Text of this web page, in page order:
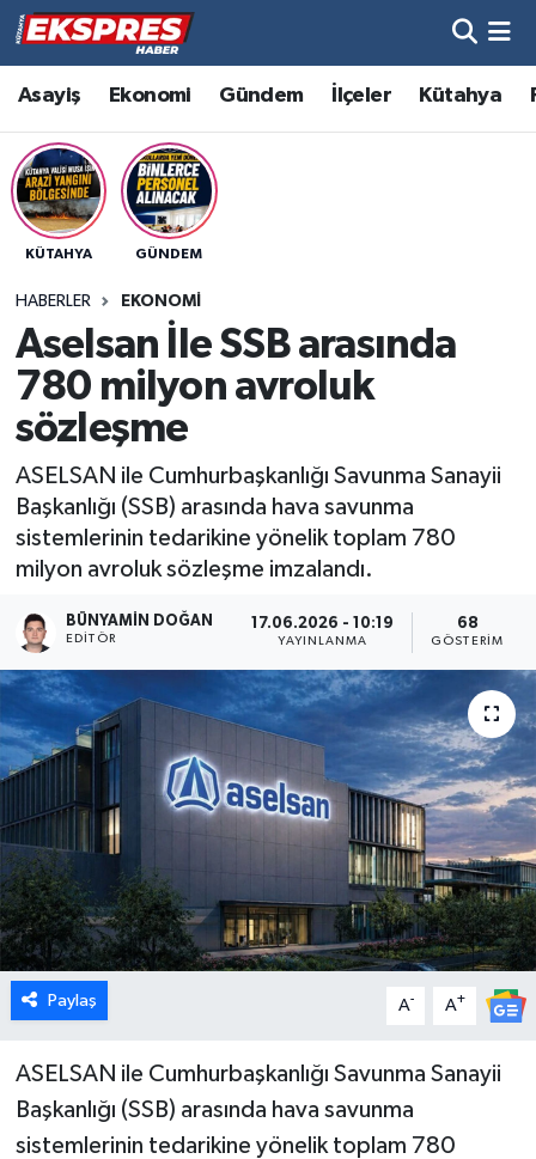
Asayiş Ekonomi Gündem İlçeler Kütahya
KÜTAHYA GÜNDEM
HABERLER EKONOMI
Aselsan İle SSB arasında
780 milyon avroluk
sözleşme
ASELSAN ile Cumhurbaşkanlığı Savunma Sanayii
Başkanlığı (SSB) arasında hava savunma
sistemlerinin tedarikine yönelik toplam 780
milyon avroluk sözleşme imzalandı.
BÜNYAMIN DOĞAN
EDITÖR
17.06.2026 - 10:19
YAYINLANMA
68
GÖSTERIM
Paylaş A- A+
ASELSAN ile Cumhurbaşkanlığı Savunma Sanayii
Başkanlığı (SSB) arasında hava savunma
sistemlerinin tedarikine yönelik toplam 780
Altıntaş
Asayiş
Aslanapa
Bölge
Çavdarhisar
Dumlupınar
Dünya
Eğitim
Ekonomi
Emet
Foto Galeri
Gediz
Genel
Gündem
Hisarcık
İlçeler
Hava Durumu
Trafik Durumu
Süper Lig Puan Durumu ve Fikstür
Son Dakika Haberleri
Haber Arşivi